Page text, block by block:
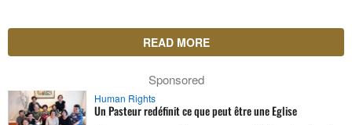
READ MORE
Sponsored
Human Rights
Un Pasteur redéfinit ce que peut être une Eglise